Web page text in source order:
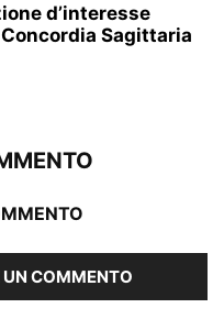
d’interesse
Sagittaria
UN COMMENTO